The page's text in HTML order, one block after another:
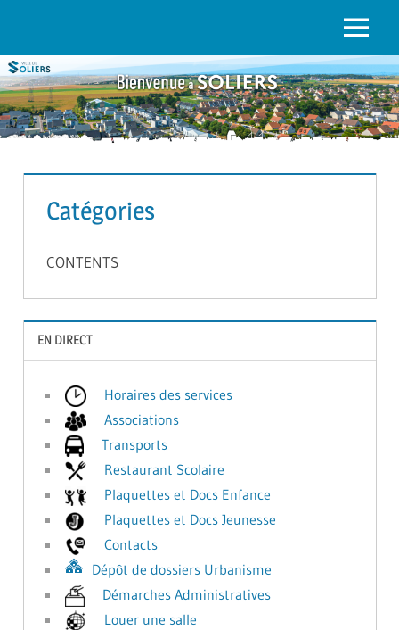
Menu
Catégories
CONTENTS
EN DIRECT
Horaires des services
Associations
Transports
Restaurant Scolaire
Plaquettes et Docs Enfance
Plaquettes et Docs Jeunesse
Contacts
Dépôt de dossiers Urbanisme
Démarches Administratives
Louer une salle